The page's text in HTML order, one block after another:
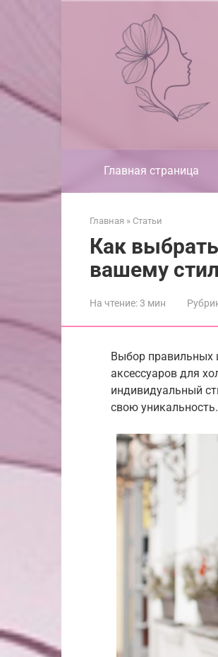
Главная страница
Главная » Статьи
Как
вашему
На чтение:3 мин
Выбор правильных
аксессуаров для
индивидуальный
свою уникальность.